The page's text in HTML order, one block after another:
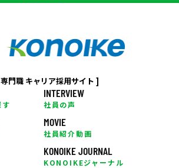
門職 キャリア採用サイト ]
INTERVIEW
社員の声
MOVIE
社員紹介動画
KONOIKE JOURNAL
KONOIKEジャーナル